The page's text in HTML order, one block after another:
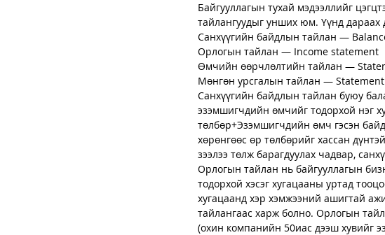
Байгууллагын тухай мэдээллийг
тайлангуудыг унших юм. Үүнд
Санхүүгийн байдлын тайлан —
Орлогын тайлан — Income statement
Өмчийн өөрчлөлтийн тайлан —
Мөнгөн урсгалын тайлан —
Санхүүгийн байдлын тайлан буюу
эзэмшигчдийн өмчийг тодорхой нэг
төлбөр+Эзэмшигчдийн өмч гэсэн
хөрөнгөөс өр төлбөрийг хассан
зээлээ төлж барагдуулах чадвар,
Орлогын тайлан нь байгууллагын
тодорхой хэсэг хугацааны уртад
хугацаанд хэр хэмжээний ашигтай
тайлангаас харж болно. Орлогын
(охин компанийн 50иас дээш хувийг